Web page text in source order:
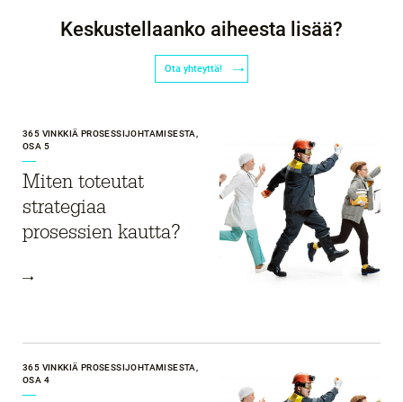
Keskustellaanko aiheesta lisää?
Ota yhteyttä!
365 VINKKIÄ PROSESSIJOHTAMISESTA,
OSA 5
Miten toteutat
strategiaa
prosessien kautta?
365 VINKKIÄ PROSESSIJOHTAMISESTA,
OSA 4